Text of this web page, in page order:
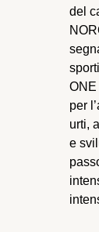
del
ONE
per
urti,
e